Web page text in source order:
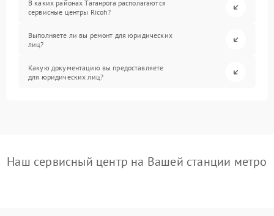
В каких районах Таганрога располагаются
сервисные центры Ricoh?
Выполняете ли вы ремонт для юридических
лиц?
Какую документацию вы предоставляете
для юридических лиц?
Наш сервисный центр на Вашей станции метро